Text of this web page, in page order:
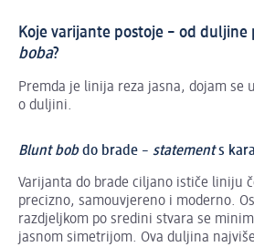
Koje varijante postoje – od duljine
boba?
Premda je linija reza jasna, dojam se
o duljini.
Blunt bobdo brade – statements
Varijanta do brade ciljano ističe liniju
precizno, samouvjereno i moderno.
razdjeljkom po sredini stvara se
jasnom simetrijom. Ova duljina